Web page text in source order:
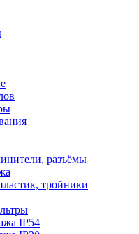
разъёмы
тройники
IP54